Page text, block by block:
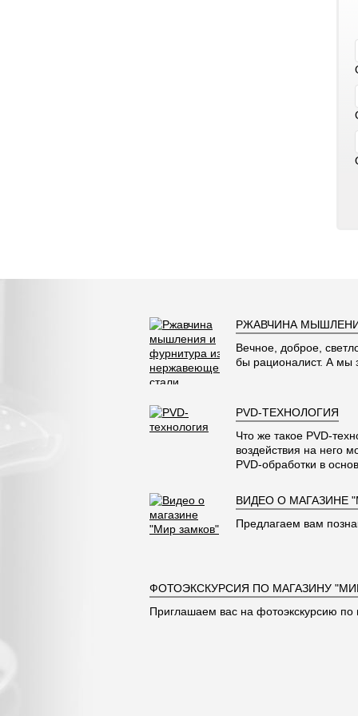
РЖАВЧИНА
Вечное, доброе,
бы рационалист. А мы
PVD-ТЕХНОЛОГИЯ
Что же такое PVD-
воздействия на него
PVD-обработки в
ВИДЕО О МАГАЗИНЕ
Предлагаем вам
ФОТОЭКСКУРСИЯ ПО МАГАЗИНУ
Приглашаем вас на фотоэкскурсию по